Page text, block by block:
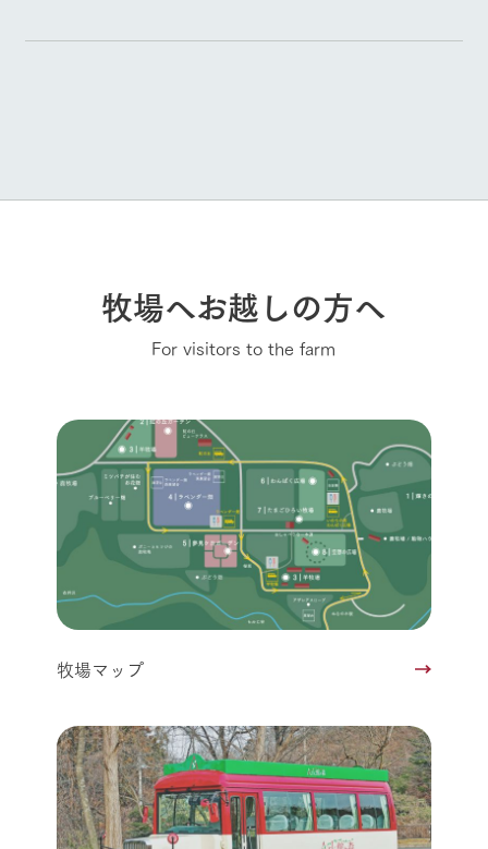
牧場へお越しの方へ
For visitors to the farm
牧場マップ